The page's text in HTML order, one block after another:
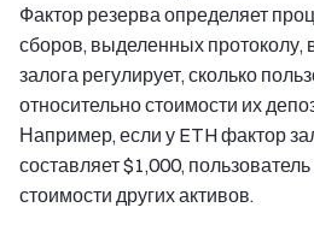
Фактор резерва определяет
сборов, выделенных протоколу,
залога регулирует, сколько
относительно стоимости их
Например, если у ETH фактор
составляет $1,000,
стоимости других активов.